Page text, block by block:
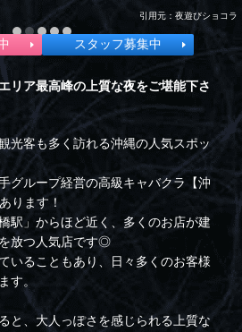
引用元：夜遊びショコラ
スタッフ募集中
リア最高峰の上質な夜をご堪能下さ
光客も多く訪れる沖縄の人気スポッ
グループ経営の高級キャバクラ【沖
ります！
駅」からほど近く、多くのお店が建
放つ人気店です◎
いることもあり、日々多くのお客様
す。
と、大人っぽさを感じられる上質な